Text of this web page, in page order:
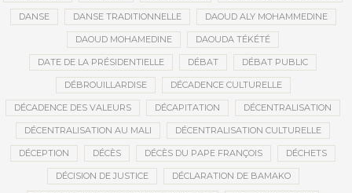
DANSE DANSE TRADITIONNELLE DAOUD ALY MOHAMMEDINE
DAOUD MOHAMEDINE DAOUDA TÉKÉTÉ
DATE DE LA PRÉSIDENTIELLE DÉBAT DÉBAT PUBLIC
DÉBROUILLARDISE DÉCADENCE CULTURELLE
DÉCADENCE DES VALEURS DÉCAPITATION DÉCENTRALISATION
DÉCENTRALISATION AU MALI DÉCENTRALISATION CULTURELLE
DÉCEPTION DÉCÈS DÉCÈS DU PAPE FRANÇOIS DÉCHETS
DÉCISION DE JUSTICE DÉCLARATION DE BAMAKO